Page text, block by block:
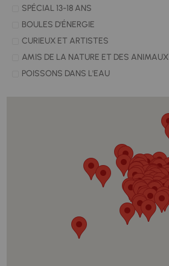
SPÉCIAL 13-18 ANS
BOULES D'ÉNERGIE
CURIEUX ET ARTISTES
AMIS DE LA NATURE ET DES ANIMAUX
POISSONS DANS L'EAU